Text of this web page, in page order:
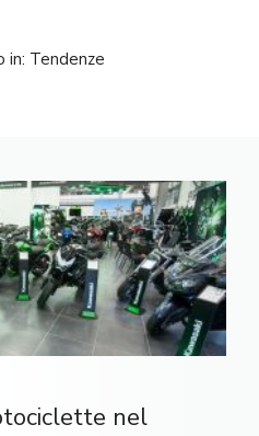
in: Tendenze
nel